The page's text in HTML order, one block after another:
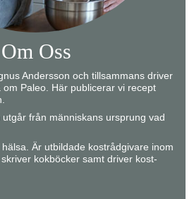
Om Oss
Andersson och tillsammans driver
Paleo. Här publicerar vi recept
från människans ursprung vad
Är utbildade kostrådgivare inom
kokböcker samt driver kost-